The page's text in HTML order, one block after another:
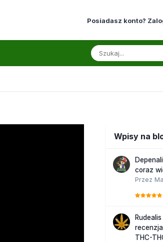
Posiadasz konto?
Wpisy na
coraz
Przez
THC-